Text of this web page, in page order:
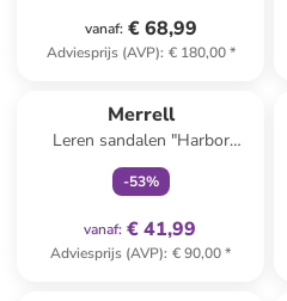
vanaf: € 68,99
Adviesprijs (AVP): € 180,00*
Merrell
Leren sandalen "Harbor
Backstrap" zwart/grijs
-53%
vanaf: € 41,99
Adviesprijs (AVP): € 90,00*